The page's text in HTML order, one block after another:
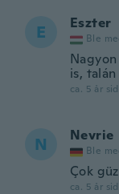
E Eszter
Ble
is,
ca. 5 år
N Nevrie
Ble
Çok
ca. 5 år